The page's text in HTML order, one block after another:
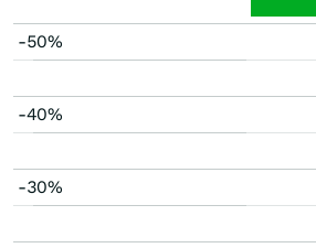
-50%
-40%
-30%